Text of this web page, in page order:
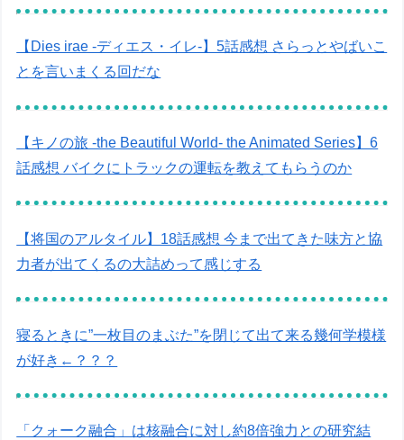
【Dies irae -ディエス・イレ-】5話感想 さらっとやばいこ
とを言いまくる回だな
【キノの旅 -the Beautiful World- the Animated Series】6
話感想 バイクにトラックの運転を教えてもらうのか
【将国のアルタイル】18話感想 今まで出てきた味方と協
力者が出てくるの大詰めって感じする
寝るときに”一枚目のまぶた”を閉じて出て来る幾何学模様
が好き←？？？
「クォーク融合」は核融合に対し約8倍強力との研究結